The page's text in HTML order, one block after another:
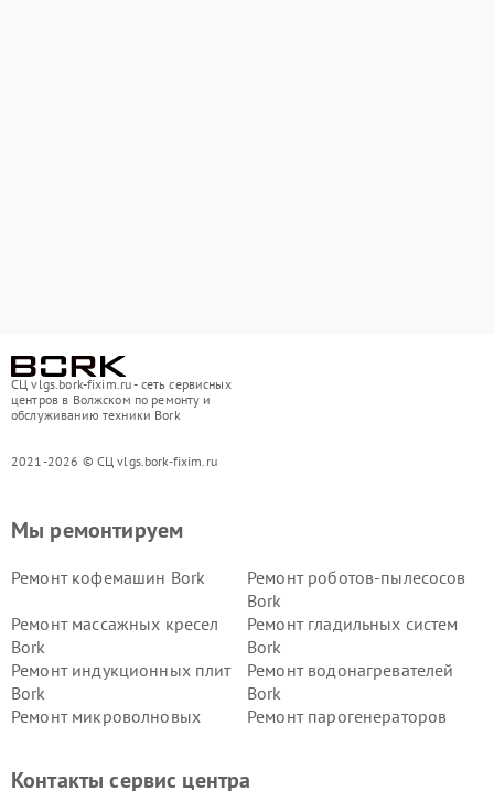
СЦ vlgs.bork-fixim.ru - сеть сервисных
центров в Волжском по ремонту и
обслуживанию техники Bork
2021-2026 © СЦ vlgs.bork-fixim.ru
Мы ремонтируем
Ремонт кофемашин Bork
Ремонт роботов-пылесосов
Bork
Ремонт массажных кресел
Bork
Ремонт гладильных систем
Bork
Ремонт индукционных плит
Bork
Ремонт водонагревателей
Bork
Ремонт микроволновых
Ремонт парогенераторов
воздуха Bork
Контакты сервис центра